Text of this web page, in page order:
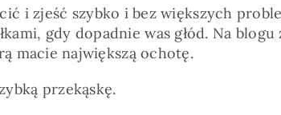
i zjeść szybko i bez większych
gdy dopadnie was głód. Na
macie największą ochotę.
przekąskę.